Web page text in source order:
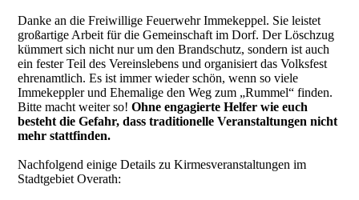
Danke an die Freiwillige Feuerwehr Immekeppel. Sie leistet
großartige Arbeit für die Gemeinschaft im Dorf. Der Löschzug
kümmert sich nicht nur um den Brandschutz, sondern ist auch
ein fester Teil des Vereinslebens und organisiert das Volksfest
ehrenamtlich. Es ist immer wieder schön, wenn so viele
Immekeppler und Ehemalige den Weg zum „Rummel“ finden.
Bitte macht weiter so!Ohne engagierte Helfer wie euch
besteht die Gefahr, dass traditionelle Veranstaltungen nicht
mehr stattfinden.
Nachfolgend einige Details zu Kirmesveranstaltungen im
Stadtgebiet Overath: